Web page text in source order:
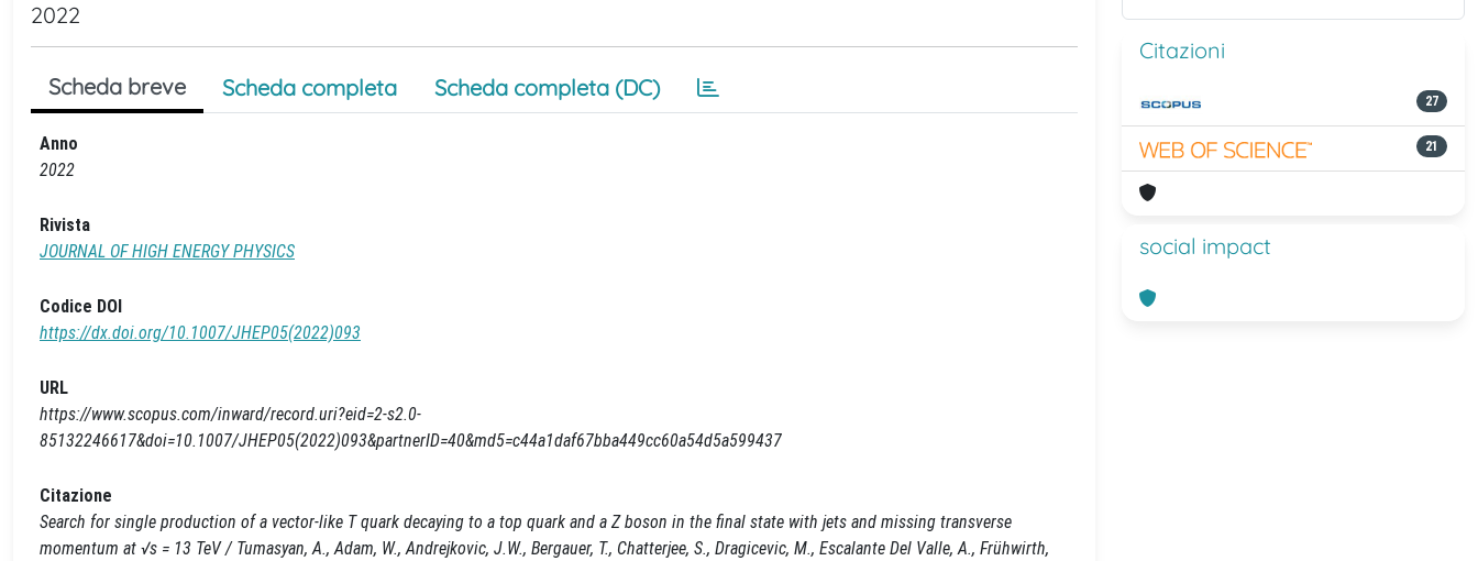
2022
Scheda breve Scheda completa Scheda completa (DC)
Anno
2022
Rivista
JOURNAL OF HIGH ENERGY PHYSICS
Codice DOI
https://dx.doi.org/10.1007/JHEP05(2022)093
URL
https://www.scopus.com/inward/record.uri?eid=2-s2.0-
85132246617&doi=10.1007/JHEP05(2022)093&partnerID=40&md5=c44a1daf67bba449cc60a54d5a599437
Citazione
Search for single production of a vector-like T quark decaying to a top quark and a Z boson in the final state with jets and missing transverse
momentum at √s = 13 TeV / Tumasyan, A., Adam, W., Andrejkovic, J.W., Bergauer, T., Chatterjee, S., Dragicevic, M., Escalante Del Valle, A., Frühwirth,
Citazioni
27
21
social impact